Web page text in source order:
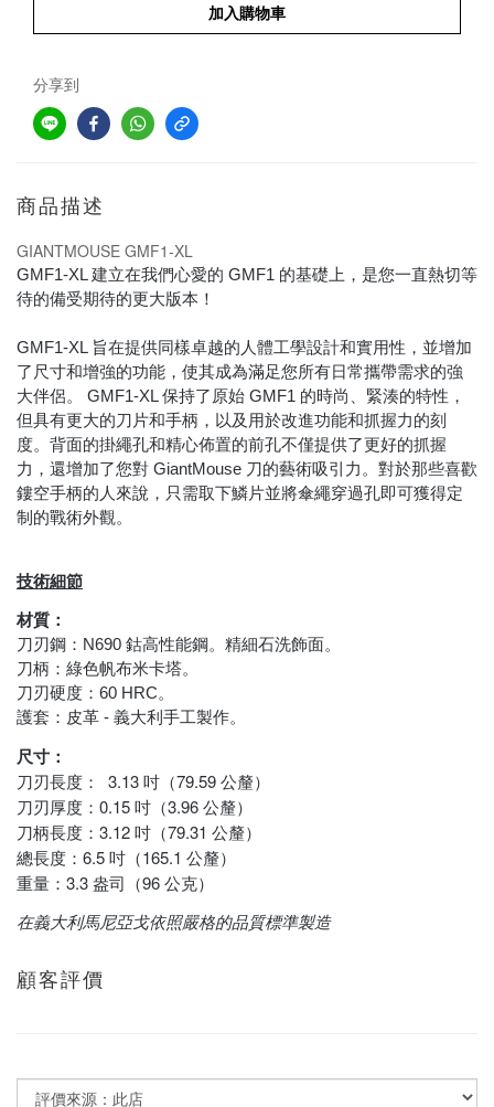
加入購物車
分享到
商品描述
GIANTMOUSE GMF1-XL
GMF1-XL 建立在我們心愛的 GMF1 的基礎上，是您一直熱切等
待的備受期待的更大版本！
GMF1-XL 旨在提供同樣卓越的人體工學設計和實用性，並增加
了尺寸和增強的功能，使其成為滿足您所有日常攜帶需求的強
大伴侶。 GMF1-XL 保持了原始 GMF1 的時尚、緊湊的特性，
但具有更大的刀片和手柄，以及用於改進功能和抓握力的刻
度。背面的掛繩孔和精心佈置的前孔不僅提供了更好的抓握
力，還增加了您對 GiantMouse 刀的藝術吸引力。對於那些喜歡
鏤空手柄的人來說，只需取下鱗片並將傘繩穿過孔即可獲得定
制的戰術外觀。
技術細節
材質：
刀刃鋼：N690 鈷高性能鋼。精細石洗飾面。
刀柄：綠色帆布米卡塔。
刀刃硬度：60 HRC。
護套：皮革 - 義大利手工製作。
尺寸：
刀刃長度： 3.13 吋（79.59 公釐）
刀刃厚度： 0.15 吋（3.96 公釐）
刀柄長度： 3.12 吋（79.31 公釐）
總長度： 6.5 吋（165.1 公釐）
重量： 3.3 盎司（96 公克）
在義大利馬尼亞戈依照嚴格的品質標準製造
顧客評價